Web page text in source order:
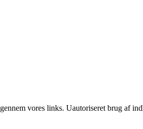
vores links. Uautoriseret brug af